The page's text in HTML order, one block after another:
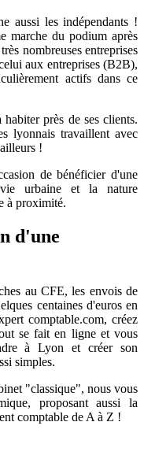
aussi les indépendants !
marche du podium après
nombreuses entreprises
aux entreprises (B2B),
actifs dans ce
près de ses clients.
lyonnais travaillent avec
!
de bénéficier d'une
urbaine et la nature
à proximité.
d'une
au CFE, les envois de
centaines d'euros en
comptable.com, créez
se fait en ligne et vous
à Lyon et créer son
simples.
"classique", nous vous
proposant aussi la
comptable de A à Z !